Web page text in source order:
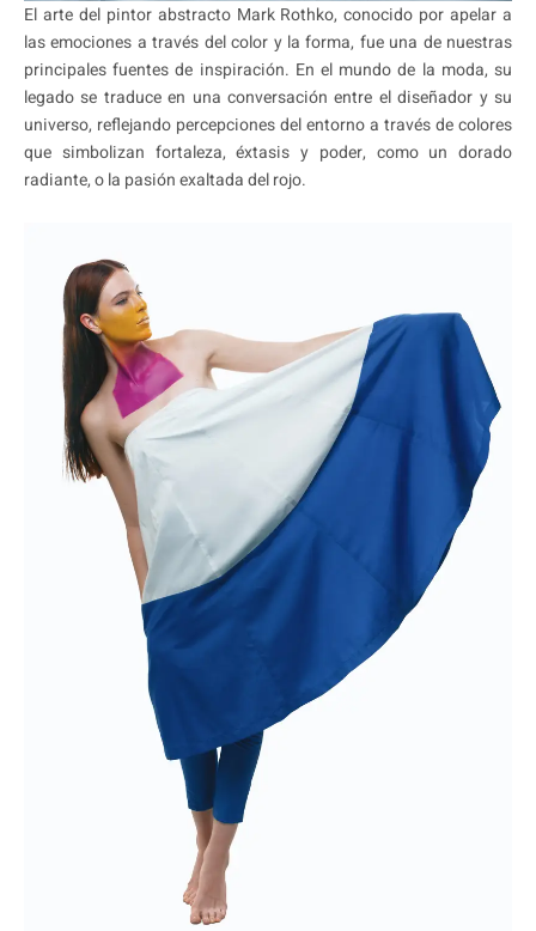
El arte del pintor abstracto Mark Rothko, conocido por apelar a
las emociones a través del color y la forma, fue una de nuestras
principales fuentes de inspiración. En el mundo de la moda, su
legado se traduce en una conversación entre el diseñador y su
universo, reflejando percepciones del entorno a través de colores
que simbolizan fortaleza, éxtasis y poder, como un dorado
radiante, o la pasión exaltada del rojo.